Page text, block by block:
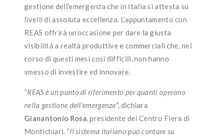
gestione dell’emergenza che in Italia si attesta su
livelli di assoluta eccellenza. L’appuntamento con
REAS offrirà un’occasione per dare la giusta
visibilità a realtà produttive e commerciali che, nel
corso di questi mesi così difficili, non hanno
smesso di investire ed innovare.
“REAS è un punto di riferimento per quanti operano
nella gestione dell’emergenza”, dichiara
Gianantonio Rosa, presidente del Centro Fiera di
Montichiari. “Il sistema italiano può contare su